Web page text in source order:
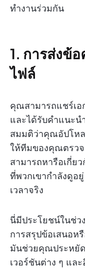
ทำงานร่วมกัน
1. การส่งข้
ไฟล์
คุณสามารถแชร์เอ
และได้รับคำแนะน
สมมติว่าคุณอัปโห
ให้ทีมของคุณตรว
สามารถหารือเกี่ย
ที่พวกเขากำลังดูอ
เวลาจริง
นี่มีประโยชน์ในช่ว
การสรุปข้อเสนอห
มันช่วยคุณประหยัด
เวอร์ชันต่าง ๆ แล